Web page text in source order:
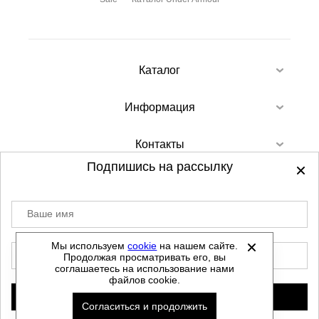
Каталог
Информация
Контакты
©2012-2026 - Sellgroup.ru - все права
защищены.
Данный сайт не является интернет магазином и
не является публичной офертой.
Политика обработки персональных данных
Автоматизировано -
Мы используемcookie на нашем сайте.
Продолжая просматривать его, вы
соглашаетесь на использование нами
файлов cookie.
Согласиться и продолжить
Подпишись на рассылку
Ваше имя